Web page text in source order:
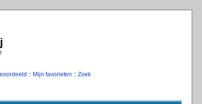
:: Mijn favorieten :: Zoek